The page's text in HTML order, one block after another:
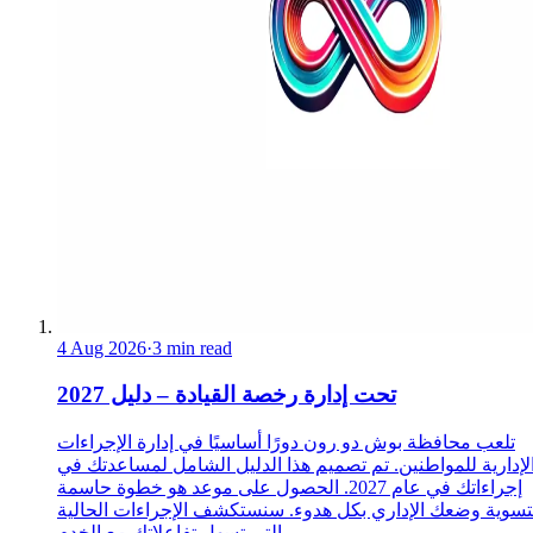
4 Aug 2026·3 min read
تحت إدارة رخصة القيادة – دليل 2027
تلعب محافظة بوش دو رون دورًا أساسيًا في إدارة الإجراءات
للمواطنين. تم تصميم هذا الدليل الشامل لمساعدتك في
إجراءاتك في عام 2027. الحصول على موعد هو خطوة حاسمة
وضعك الإداري بكل هدوء. سنستكشف الإجراءات الحالية